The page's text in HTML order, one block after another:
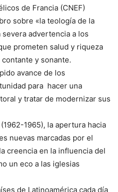
de Francia (CNEF)
sobre «la teología de la
advertencia a los
prometen salud y riqueza
y sonante.
avance de los
para hacer una
y tratar de modernizar sus
1965), la apertura hacia
nuevas marcadas por el
creencia en la influencia del
un eco a las iglesias
de Latinoamérica cada día